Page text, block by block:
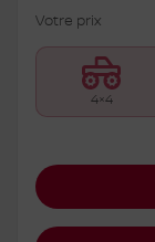
Votre prix
4×4